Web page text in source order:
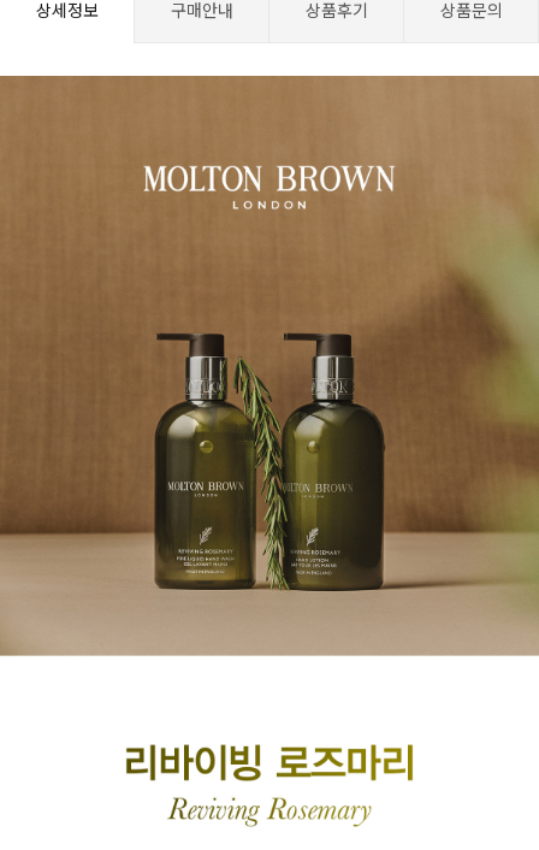
상세정보 구매안내 상품후기 상품문의